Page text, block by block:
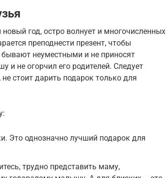
год, остро волнует и многочисленных
преподнести презент, чтобы
неуместными и не приносят
и не огорчил его родителей. Следует
стоит дарить подарок только для
Это однозначно лучший подарок для
трудно представить маму,